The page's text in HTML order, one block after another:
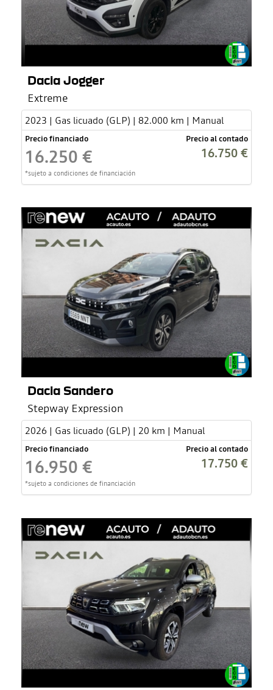
Dacia Jogger
Extreme
2023 | Gas licuado (GLP) | 82.000 km | Manual
Precio financiado
16.250 €
*sujeto a condiciones de financiación
Precio al contado
16.750 €
Dacia Sandero
Stepway Expression
2026 | Gas licuado (GLP) | 20 km | Manual
Precio financiado
16.950 €
*sujeto a condiciones de financiación
Precio al contado
17.750 €